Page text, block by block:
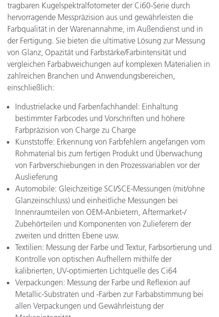
tragbaren Kugelspektralfotometer der Ci60-Serie durch
hervorragende Messpräzision aus und gewährleisten die
Farbqualität in der Warenannahme, im Außendienst und in
der Fertigung. Sie bieten die ultimative Lösung zur Messung
von Glanz, Opazität und Farbstärke/Farbintensität und
vergleichen Farbabweichungen auf komplexen Materialien in
zahlreichen Branchen und Anwendungsbereichen,
einschließlich:
Industrielacke und Farbenfachhandel: Einhaltung
bestimmter Farbcodes und Vorschriften und höhere
Farbpräzision von Charge zu Charge
Kunststoffe: Erkennung von Farbfehlern angefangen vom
Rohmaterial bis zum fertigen Produkt und Überwachung
von Farbverschiebungen in den Prozessvariablen vor der
Auslieferung
Automobile: Gleichzeitige SCI/SCE-Messungen (mit/ohne
Glanzeinschluss) und einheitliche Messungen bei
Innenraumteilen von OEM-Anbietern, Aftermarket-/
Zubehörteilen und Komponenten von Zulieferern der
zweiten und dritten Ebene usw.
Textilien: Messung der Farbe und Textur, Farbsortierung und
Kontrolle von optischen Aufhellern mithilfe der
kalibrierten, UV-optimierten Lichtquelle des Ci64
Verpackungen: Messung der Farbe und Reflexion auf
Metallic-Substraten und -Farben zur Farbabstimmung bei
allen Verpackungen und Gewährleistung der